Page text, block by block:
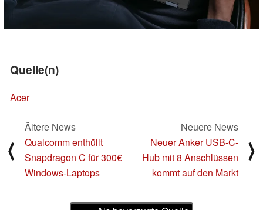
Quelle(n)
Acer
⟨
Ältere News
Qualcomm enthüllt
Snapdragon C für 300€
Windows-Laptops
Neuere News
Neuer Anker USB-C-
Hub mit 8 Anschlüssen
kommt auf den Markt
⟩